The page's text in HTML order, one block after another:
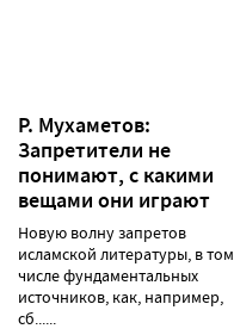
Р. Мухаметов:
Запретители не
понимают, с какими
вещами они играют
Новую волну запретов
исламской литературы, в том
числе фундаментальных
источников, как, например,
сб......